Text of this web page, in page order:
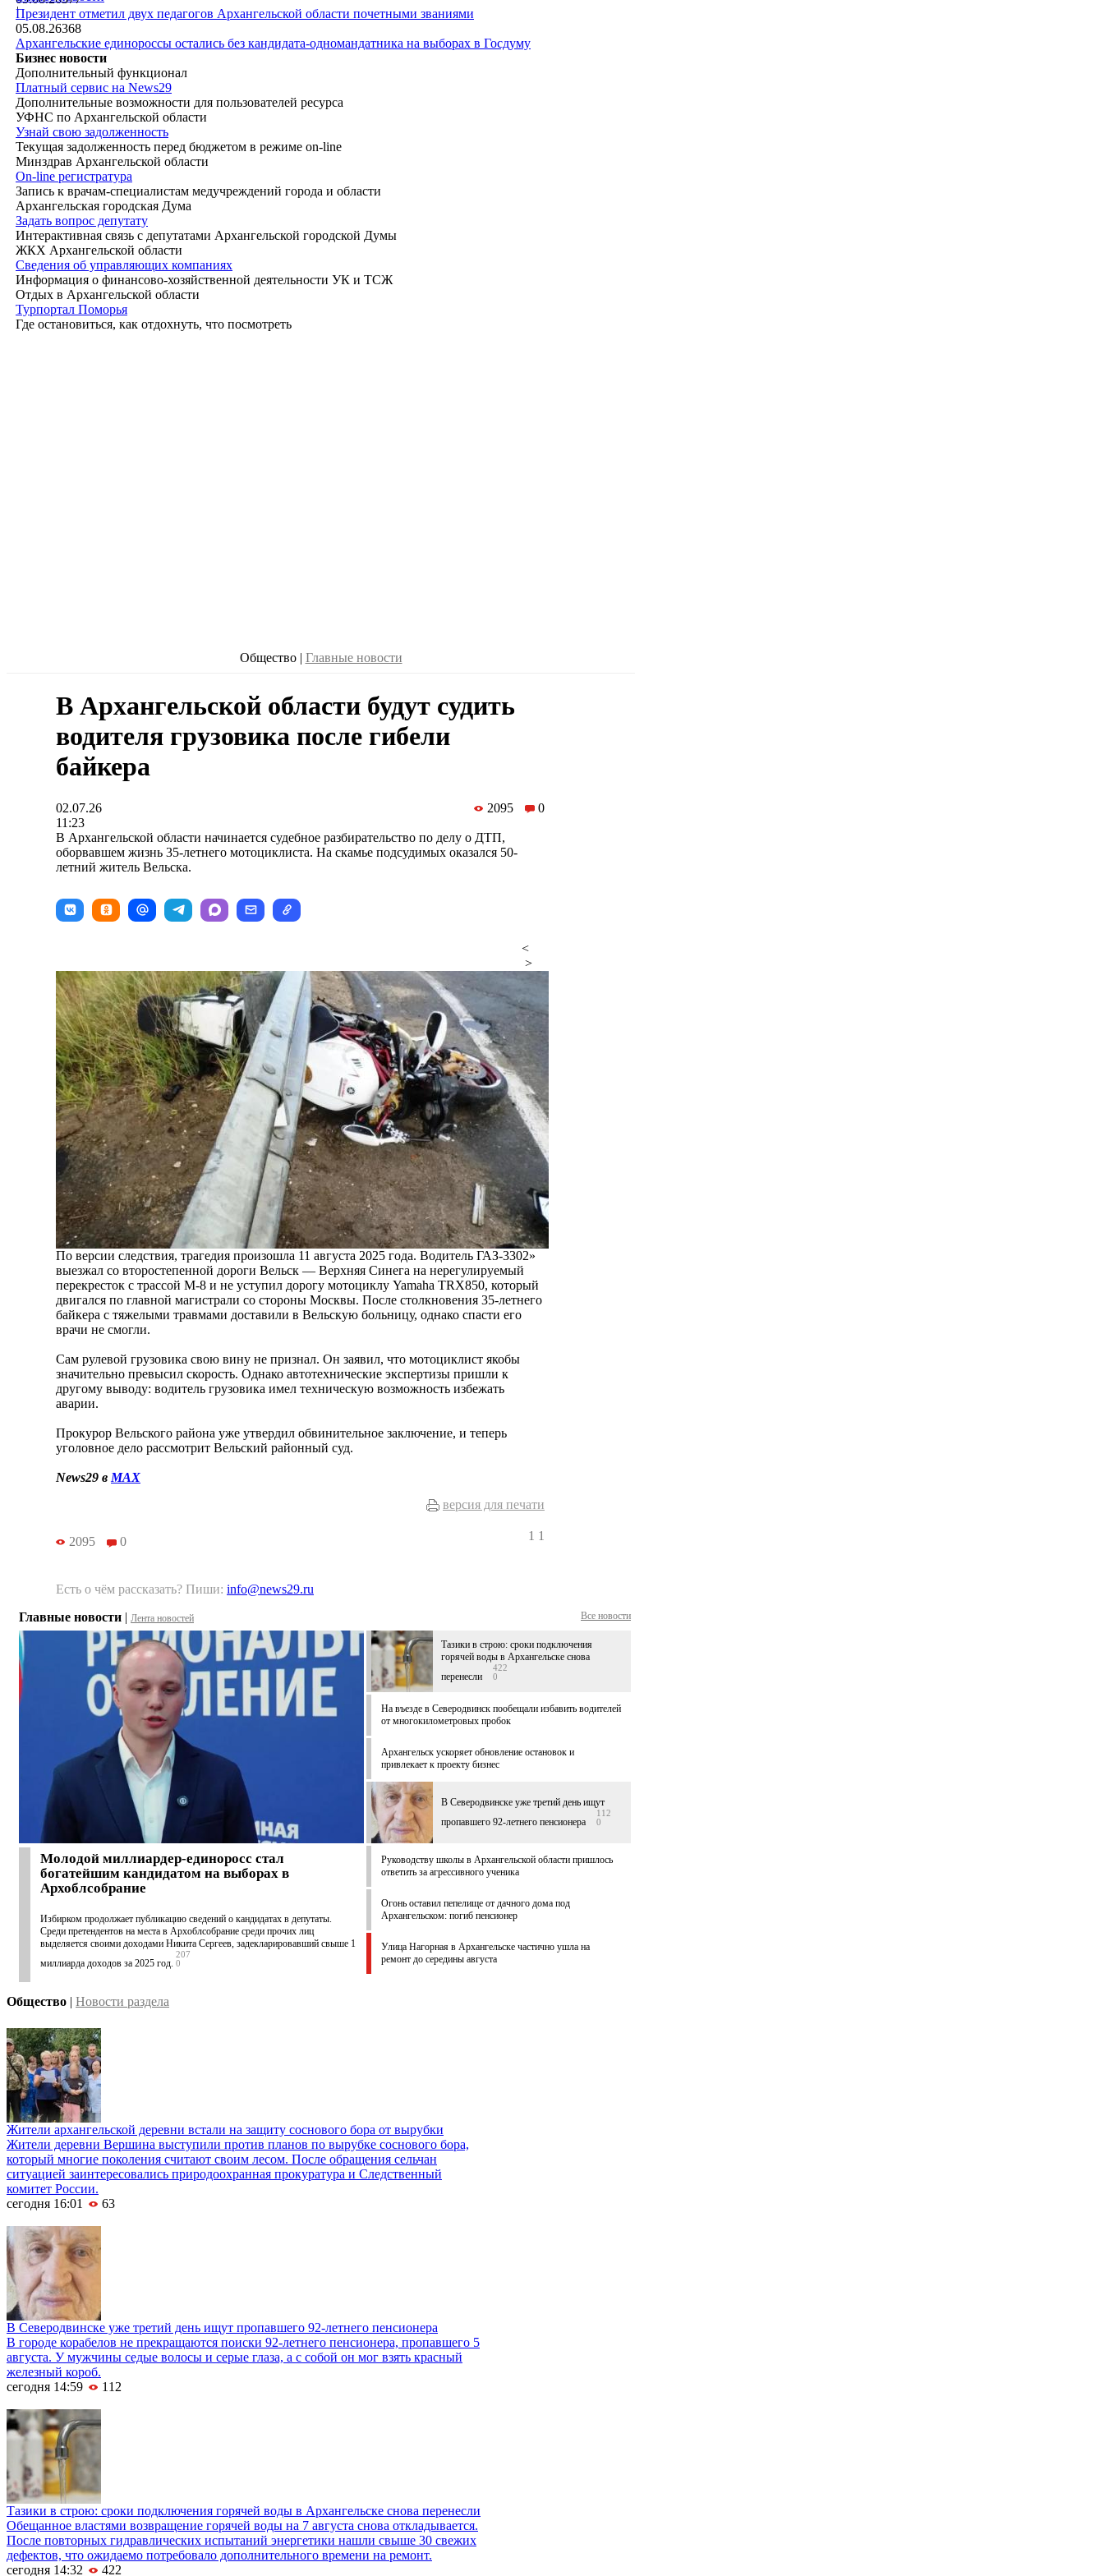
|
Президент отметил двух педагогов Архангельской области почетными званиями
05.08.26368
Архангельские единороссы остались без кандидата-одномандатника на выборах в Госдуму
Бизнес новости
Дополнительный функционал
Платный сервис на News29
Дополнительные возможности для пользователей ресурса
УФНС по Архангельской области
Узнай свою задолженность
Текущая задолженность перед бюджетом в режиме on-line
Минздрав Архангельской области
On-line регистратура
Запись к врачам-специалистам медучреждений города и области
Архангельская городская Дума
Задать вопрос депутату
Интерактивная связь с депутатами Архангельской городской Думы
ЖКХ Архангельской области
Сведения об управляющих компаниях
Информация о финансово-хозяйственной деятельности УК и ТСЖ
Отдых в Архангельской области
Турпортал Поморья
Где остановиться, как отдохнуть, что посмотреть
Общество | Главные новости
В Архангельской области будут судить
водителя грузовика после гибели
байкера
02.07.26
11:23
2095 0
В Архангельской области начинается судебное разбирательство по делу о ДТП,
оборвавшем жизнь 35-летнего мотоциклиста. На скамье подсудимых оказался 50-
летний житель Вельска.
<
>
По версии следствия, трагедия произошла 11 августа 2025 года. Водитель ГАЗ-3302»
выезжал со второстепенной дороги Вельск — Верхняя Синега на нерегулируемый
перекресток с трассой М-8 и не уступил дорогу мотоциклу Yamaha TRX850, который
двигался по главной магистрали со стороны Москвы. После столкновения 35-летнего
байкера с тяжелыми травмами доставили в Вельскую больницу, однако спасти его
врачи не смогли.
Сам рулевой грузовика свою вину не признал. Он заявил, что мотоциклист якобы
значительно превысил скорость. Однако автотехнические экспертизы пришли к
другому выводу: водитель грузовика имел техническую возможность избежать
аварии.
Прокурор Вельского района уже утвердил обвинительное заключение, и теперь
уголовное дело рассмотрит Вельский районный суд.
News29 в MAX
версия для печати
2095 0 1 1
Есть о чём рассказать? Пиши: info@news29.ru
Главные новости | Лента новостей Все новости
Молодой миллиардер-единоросс стал
богатейшим кандидатом на выборах в
Архоблсобрание
Избирком продолжает публикацию сведений о кандидатах в депутаты.
Среди претендентов на места в Архоблсобрание среди прочих лиц
выделяется своими доходами Никита Сергеев, задекларировавший свыше 1
миллиарда доходов за 2025 год.
207
0
Тазики в строю: сроки подключения
горячей воды в Архангельске снова
перенесли
422
0
На въезде в Северодвинск пообещали избавить водителей
от многокилометровых пробок
Архангельск ускоряет обновление остановок и
привлекает к проекту бизнес
В Северодвинске уже третий день ищут
пропавшего 92-летнего пенсионера
112
0
Руководству школы в Архангельской области пришлось
ответить за агрессивного ученика
Огонь оставил пепелище от дачного дома под
Архангельском: погиб пенсионер
Улица Нагорная в Архангельске частично ушла на
ремонт до середины августа
Общество | Новости раздела
Жители архангельской деревни встали на защиту соснового бора от вырубки
Жители деревни Вершина выступили против планов по вырубке соснового бора,
который многие поколения считают своим лесом. После обращения сельчан
ситуацией заинтересовались природоохранная прокуратура и Следственный
комитет России.
сегодня 16:01
63
В Северодвинске уже третий день ищут пропавшего 92-летнего пенсионера
В городе корабелов не прекращаются поиски 92-летнего пенсионера, пропавшего 5
августа. У мужчины седые волосы и серые глаза, а с собой он мог взять красный
железный короб.
сегодня 14:59
112
Тазики в строю: сроки подключения горячей воды в Архангельске снова перенесли
Обещанное властями возвращение горячей воды на 7 августа снова откладывается.
После повторных гидравлических испытаний энергетики нашли свыше 30 свежих
дефектов, что ожидаемо потребовало дополнительного времени на ремонт.
сегодня 14:32
422